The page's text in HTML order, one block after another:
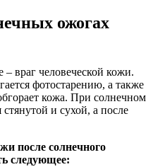
ожогах
враг человеческой кожи.
фотостарению, а также
кожа. При солнечном
и сухой, а после
после солнечного
следующее: